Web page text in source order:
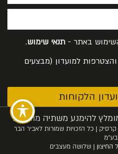
באתר - תנאי שימוש.
למועדון (מבצעים
הלקוחות
להימנע משתיה מופרזת
| כל הזכויות שמורות לאביר הבר
בע”מ
| שלושה מעצבים